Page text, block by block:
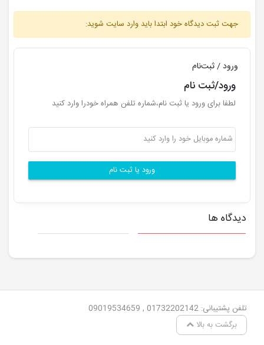
جهت ثبت دیدگاه خود ابتدا باید وارد سایت شوید:
ورود / ثبت‌نام
ورود/ثبت نام
لطفا برای ورود یا ثبت نام،شماره تلفن همراه خودرا وارد کنید
ورود یا ثبت نام
دیدگاه ها
تلفن پشتیبانی: 01732202142 , 09019534659
برگشت به بالا